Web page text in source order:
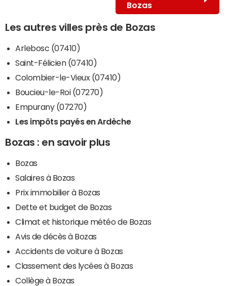
Bozas
Les autres villes près de Bozas
Arlebosc (07410)
Saint-Félicien (07410)
Colombier-le-Vieux (07410)
Boucieu-le-Roi (07270)
Empurany (07270)
Les impôts payés en Ardèche
Bozas : en savoir plus
Bozas
Salaires à Bozas
Prix immobilier à Bozas
Dette et budget de Bozas
Climat et historique météo de Bozas
Avis de décès à Bozas
Accidents de voiture à Bozas
Classement des lycées à Bozas
Collège à Bozas